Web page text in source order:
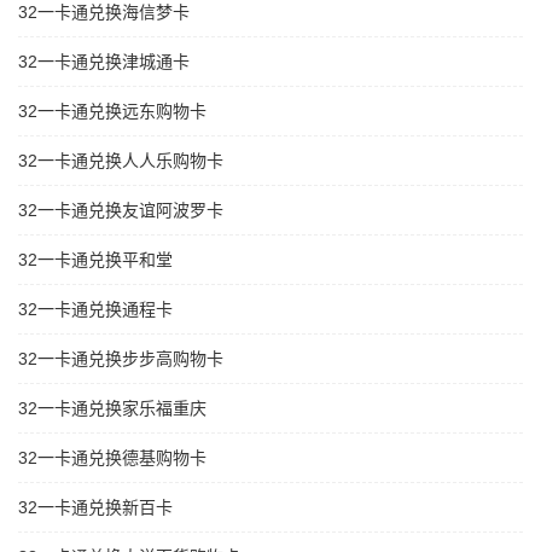
32一卡通兑换海信梦卡
32一卡通兑换津城通卡
32一卡通兑换远东购物卡
32一卡通兑换人人乐购物卡
32一卡通兑换友谊阿波罗卡
32一卡通兑换平和堂
32一卡通兑换通程卡
32一卡通兑换步步高购物卡
32一卡通兑换家乐福重庆
32一卡通兑换德基购物卡
32一卡通兑换新百卡